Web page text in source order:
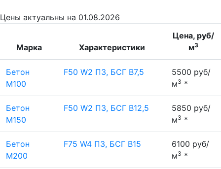
Цены актуальны на 01.08.2026
Марка Характеристики
Цена, руб/
м3
Бетон
М100
F50 W2 П3, БСГ В7,5
5500 руб/
м3 *
Бетон
М150
F50 W2 П3, БСГ В12,5
5850 руб/
м3 *
Бетон
М200
F75 W4 П3, БСГ В15
6100 руб/
м3 *